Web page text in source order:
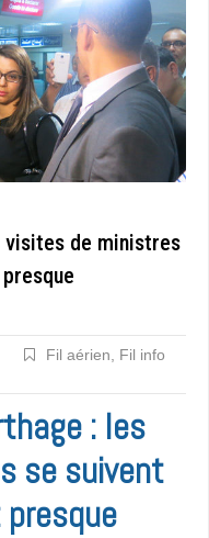
visites de ministres
Fil aérien
Fil info
: les
se suivent